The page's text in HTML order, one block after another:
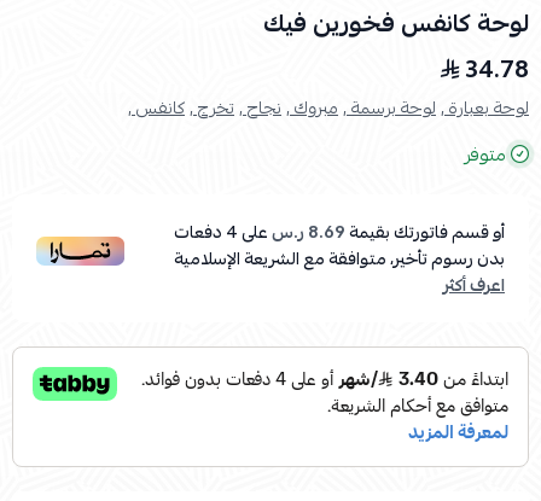
لوحة كانفس فخورين فيك
34.78
لوحة بعبارة ,لوحة برسمة ,مبروك ,نجاح ,تخرج ,كانفس ,
متوفر
أو قسم فاتورتك بقيمة8.69 ر.س على4دفعات
بدون رسوم تأخير، متوافقة مع الشريعة الإسلامية
اعرف أكثر